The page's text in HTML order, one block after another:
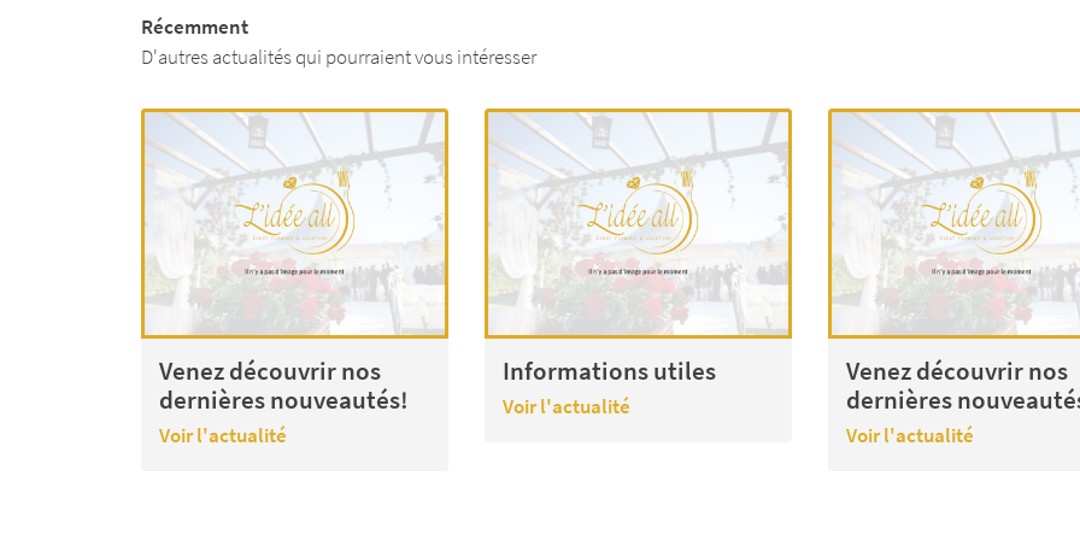
Récemment
D'autres actualités qui pourraient vous intéresser
Venez découvrir nos
dernières nouveautés!
Voir l'actualité
Informations utiles
Voir l'actualité
Venez découvrir nos
dernières
Voir l'actualité